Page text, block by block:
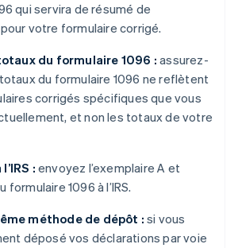
qui servira de résumé de
votre formulaire corrigé.
du formulaire 1096 : assurez-
du formulaire 1096 ne reflètent
corrigés spécifiques que vous
et non les totaux de votre
: envoyez l’exemplaire A et
1096 à l’IRS.
méthode de dépôt : si vous
déposé vos déclarations par voie